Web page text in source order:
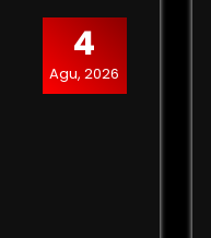
4
Agu, 2026